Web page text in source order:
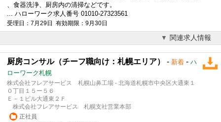
、食器洗浄、厨房内の清掃などです。
... ハローワーク求人番号 01010-27323561
受理日：7月29日 有効期限：9月30日
関連求人情報
厨房コンサル（チーフ職向け：札幌エリア） - 新着 - ハ
ローワーク札幌
株式会社フレアサービス 札幌山鼻工場 - 北海道札幌市中央区大通東１
０丁目１５ー５６
Ｅ－１ビル大通東２Ｆ
株式会社フレアサービス 札幌支社営業本部
正社員